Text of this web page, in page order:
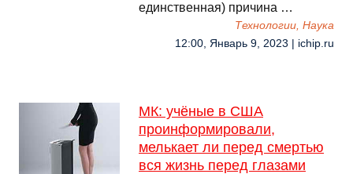
единственная) причина …
Технологии, Наука
12:00, Январь 9, 2023 | ichip.ru
МК: учёные в США
проинформировали,
мелькает ли перед смертью
вся жизнь перед глазами